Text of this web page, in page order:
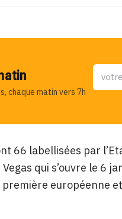
chaque matin vers 7h
66 labellisées par
qui s’ouvre le 6
européenne